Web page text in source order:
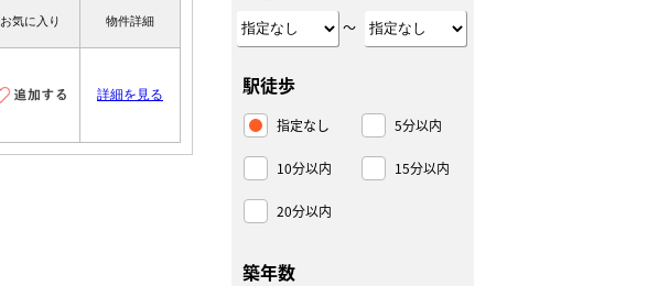
お気に入り 物件詳細
詳細を見る
～
駅徒歩
指定なし 5分以内
10分以内 15分以内
20分以内
築年数